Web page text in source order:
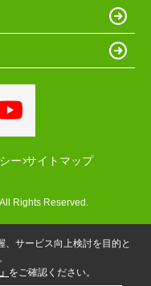
ー サイトマップ
Rights Reserved.
サービス向上検討を目的と
をご確認ください。